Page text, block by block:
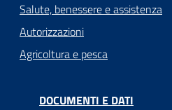
Salute, benessere e assistenza
Autorizzazioni
Agricoltura e pesca
DOCUMENTI E DATI